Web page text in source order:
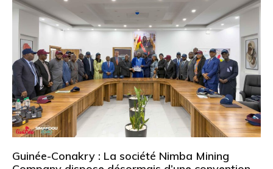
Guinée-Conakry : La société Nimba Mining